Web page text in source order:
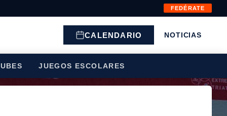
FEDÉRATE
CALENDARIO NOTICIAS
JUEGOS ESCOLARES